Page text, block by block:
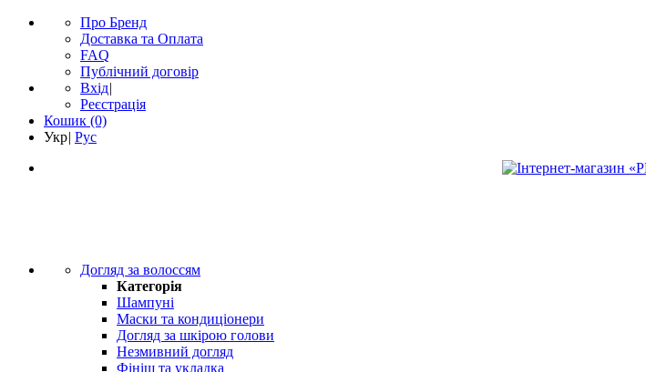
Про Бренд
Доставка та Оплата
FAQ
Публічний договір
Вхід|
Реєстрація
Кошик (0)
Укр| Рус
Догляд за волоссям
Категорія
Шампуні
Маски та кондиціонери
Догляд за шкірою голови
Незмивний догляд
Фініш та укладка